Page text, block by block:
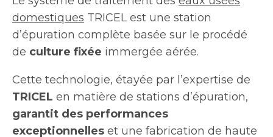
domestiques TRICEL est une station
d’épuration complète basée sur le procédé
de culture fixée immergée aérée.
Cette technologie, étayée par l’expertise de
TRICEL en matière de stations d’épuration,
garantit des performances
exceptionnelles et une fabrication de haute